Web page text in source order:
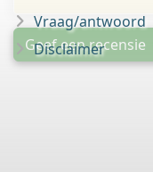
Geef een recensie
Vraag/antwoord
Disclaimer